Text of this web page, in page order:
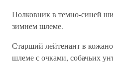
Полковник в темно-синей
зимнем шлеме.
Старший лейтенант в
шлеме с очками, собачьих